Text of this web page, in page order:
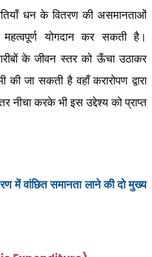
धन के वितरण की असमानताओं
योगदान कर सकती है।
गरीबों के जीवन स्तर को ऊँचा उठाकर
जा सकती है वहाँ करारोपण द्वारा
नीचा करके भी इस उद्देश्य को प्राप्त
में वांछित समानता लाने की दो मुख्य